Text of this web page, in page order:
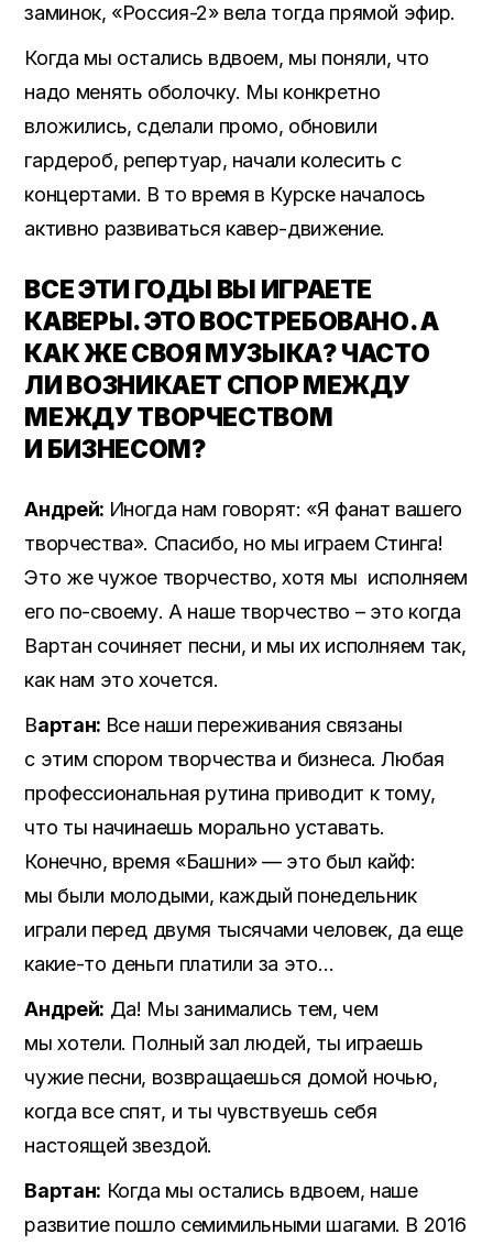
заминок, «Россия-2» вела тогда прямой эфир.
Когда мы остались вдвоем, мы поняли, что
надо менять оболочку. Мы конкретно
вложились, сделали промо, обновили
гардероб, репертуар, начали колесить с
концертами. В то время в Курске началось
активно развиваться кавер-движение.
ВСЕ ЭТИ ГОДЫ ВЫ ИГРАЕТЕ
КАВЕРЫ. ЭТО ВОСТРЕБОВАНО. А
КАК ЖЕ СВОЯ МУЗЫКА? ЧАСТО
ЛИ ВОЗНИКАЕТ СПОР МЕЖДУ
МЕЖДУ ТВОРЧЕСТВОМ
И БИЗНЕСОМ?
Андрей: Иногда нам говорят: «Я фанат вашего
творчества». Спасибо, но мы играем Стинга!
Это же чужое творчество, хотя мы исполняем
его по-своему. А наше творчество – это когда
Вартан сочиняет песни, и мы их исполняем так,
как нам это хочется.
Вартан: Все наши переживания связаны
с этим спором творчества и бизнеса. Любая
профессиональная рутина приводит к тому,
что ты начинаешь морально уставать.
Конечно, время «Башни» — это был кайф:
мы были молодыми, каждый понедельник
играли перед двумя тысячами человек, да еще
какие-то деньги платили за это…
Андрей: Да! Мы занимались тем, чем
мы хотели. Полный зал людей, ты играешь
чужие песни, возвращаешься домой ночью,
когда все спят, и ты чувствуешь себя
настоящей звездой.
Вартан: Когда мы остались вдвоем, наше
развитие пошло семимильными шагами. В 2016